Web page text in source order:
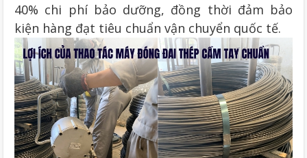
40% chi phí bảo dưỡng, đồng thời đảm bảo
kiện hàng đạt tiêu chuẩn vận chuyển quốc tế.